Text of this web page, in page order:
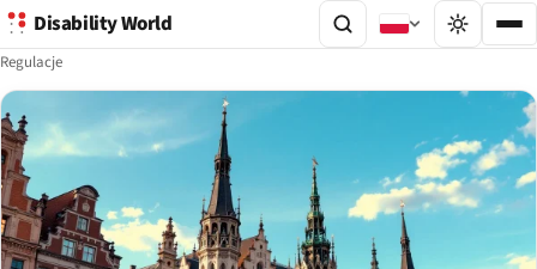
Disability World
Regulacje